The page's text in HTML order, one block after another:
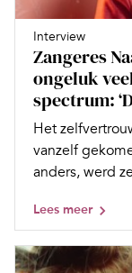
Interview
Zangeres
ongeluk
spectrum:
Het
vanzelf
anders, werd
Lees meer